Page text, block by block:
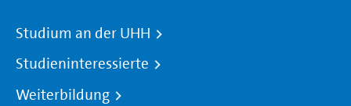
Studium an der UHH
Studieninteressierte
Weiterbildung